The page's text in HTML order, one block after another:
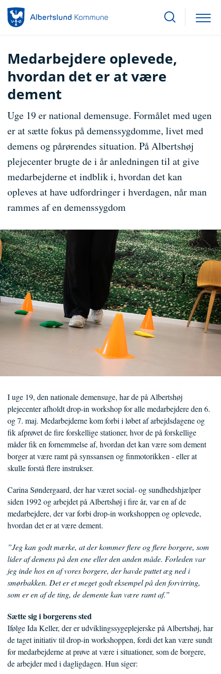
Medarbejdere oplevede,
hvordan det er at være
dement
Uge 19 er national demensuge. Formålet med ugen
er at sætte fokus på demenssygdomme, livet med
demens og pårørendes situation. På Albertshøj
plejecenter brugte de i år anledningen til at give
medarbejderne et indblik i, hvordan det kan
opleves at have udfordringer i hverdagen, når man
rammes af en demenssygdom
I uge 19, den nationale demensuge, har de på Albertshøj
plejecenter afholdt drop-in workshop for alle medarbejdere den 6.
og 7. maj. Medarbejderne kom forbi i løbet af arbejdsdagene og
fik afprøvet de fire forskellige stationer, hvor de på forskellige
måder fik en fornemmelse af, hvordan det kan være som dement
borger at være ramt på synssansen og finmotorikken - eller at
skulle forstå flere instrukser.
Carina Søndergaard, der har været social- og sundhedshjælper
siden 1992 og arbejdet på Albertshøj i fire år, var en af de
medarbejdere, der var forbi drop-in workshoppen og oplevede,
hvordan det er at være dement.
”Jeg kan godt mærke, at der kommer flere og flere borgere, som
lider af demens på den ene eller den anden måde. Forleden var
jeg inde hos en af vores borgere, der havde puttet æg ned i
smørbakken. Det er et meget godt eksempel på den forvirring,
som er en af de ting, de demente kan være ramt af.”
Sætte sig i borgerens sted
Ifølge Ida Keller, der er udviklingssygeplejerske på Albertshøj, har
de taget initiativ til drop-in workshoppen, fordi det kan være sundt
for medarbejderne at prøve at være i situationer, som de borgere,
de arbejder med i dagligdagen. Hun siger: